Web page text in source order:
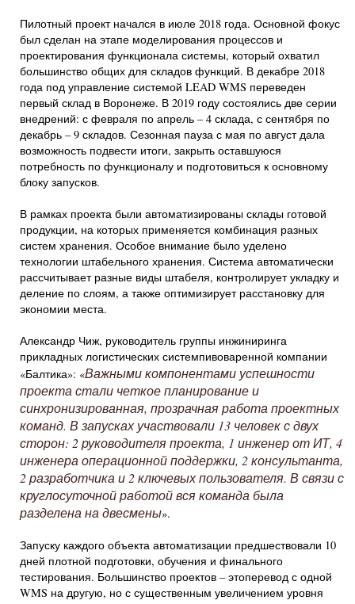
Пилотный проект начался в июле 2018 года. Основной фокус
был сделан на этапе моделирования процессов и
проектирования функционала системы, который охватил
большинство общих для складов функций. В декабре 2018
года под управление системой LEAD WMS переведен
первый склад в Воронеже. В 2019 году состоялись две серии
внедрений: с февраля по апрель – 4 склада, с сентября по
декабрь – 9 складов. Сезонная пауза с мая по август дала
возможность подвести итоги, закрыть оставшуюся
потребность по функционалу и подготовиться к основному
блоку запусков.
В рамках проекта были автоматизированы склады готовой
продукции, на которых применяется комбинация разных
систем хранения. Особое внимание было уделено
технологии штабельного хранения. Система автоматически
рассчитывает разные виды штабеля, контролирует укладку и
деление по слоям, а также оптимизирует расстановку для
экономии места.
Александр Чиж, руководитель группы инжиниринга
прикладных логистических системпивоваренной компании
«Балтика»: «Важными компонентами успешности
проекта стали четкое планирование и
синхронизированная, прозрачная работа проектных
команд. В запусках участвовали 13 человек с двух
сторон: 2 руководителя проекта, 1 инженер от ИТ, 4
инженера операционной поддержки, 2 консультанта,
2 разработчика и 2 ключевых пользователя. В связи с
круглосуточной работой вся команда была
разделена на двесмены».
Запуску каждого объекта автоматизации предшествовали 10
дней плотной подготовки, обучения и финального
тестирования. Большинство проектов – этоперевод с одной
WMS на другую, но с существенным увеличением уровня